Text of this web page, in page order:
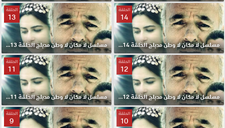
الحلقة
14
مسلسل لا مكان لا وطن مدبلج الحلقة 14 HD
الحلقة
13
مسلسل لا مكان لا وطن مدبلج الحلقة 13 HD
الحلقة
12
مسلسل لا مكان لا وطن مدبلج الحلقة 12 HD
الحلقة
11
مسلسل لا مكان لا وطن مدبلج الحلقة 11 HD
الحلقة
10
الحلقة
9